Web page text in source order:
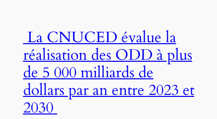
La CNUCED évalue la
réalisation des ODD à plus
de 5 000 milliards de
dollars par an entre 2023 et
2030